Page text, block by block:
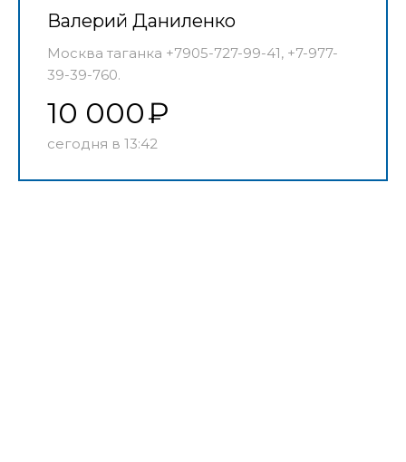
Валерий Даниленко
Москва таганка +7905-727-99-41, +7-977-
39-39-760.
10 000
сегодня в 13:42